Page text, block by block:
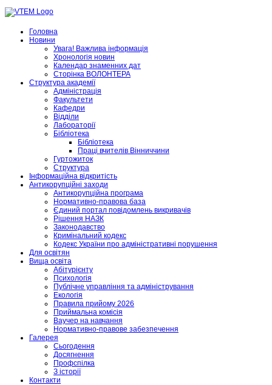
Головна
Новини
Увага! Важлива інформація
Хронологія новин
Календар знаменних дат
Сторінка ВОЛОНТЕРА
Структура академії
Адміністрація
Факультети
Кафедри
Відділи
Лабораторії
Бібліотека
Бібліотека
Праці вчителів Вінниччини
Гуртожиток
Структура
Інформаційна відкритість
Антикорупційні заходи
Антикорупційна програма
Нормативно-правова база
Єдиний портал повідомлень викривачів
Рішення НАЗК
Законодавство
Кримінальний кодекс
Кодекс України про адміністративні порушення
Для освітян
Вища освіта
Абітурієнту
Психологія
Публічне управління та адміністрування
Екологія
Правила прийому 2026
Приймальна комісія
Ваучер на навчання
Нормативно-правове забезпечення
Галерея
Сьогодення
Досягнення
Профспілка
З історії
Контакти